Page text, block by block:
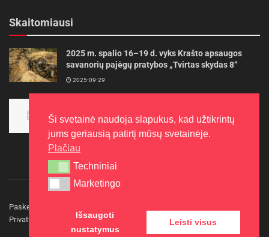
Skaitomiausi
2025 m. spalio 16–19 d. vyks Krašto apsaugos
savanorių pajėgų pratybos „Tvirtas skydas 8“
2025-09-29
aukso
2015-10-30
Paskelbkite naujieną
Privatumo politika
Kontaktai
Ši svetainė naudoja slapukus, kad užtikrintų
jums geriausią patirtį mūsų svetainėje.
Plačiau
Techniniai
Techniniai
Marketingo
Marketingo
Išsaugoti
nustatymus
Leisti visus